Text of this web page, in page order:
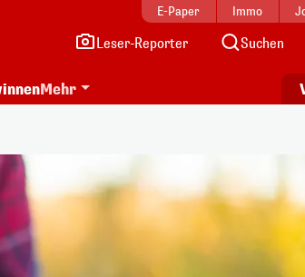
E-Paper Immo
Leser-Reporter Suchen
Mehr